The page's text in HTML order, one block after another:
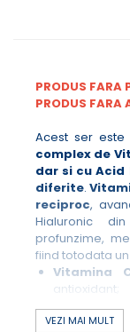
PRODUS FARA
PRODUS FARA
Acest ser este
complex de
dar si cu
diferite.
reciproc,
Hialuronic
profunzime,
fiind totodata
Vitamina
antioxidant;
Acidul
antioxidanti
VEZI MAI MULT